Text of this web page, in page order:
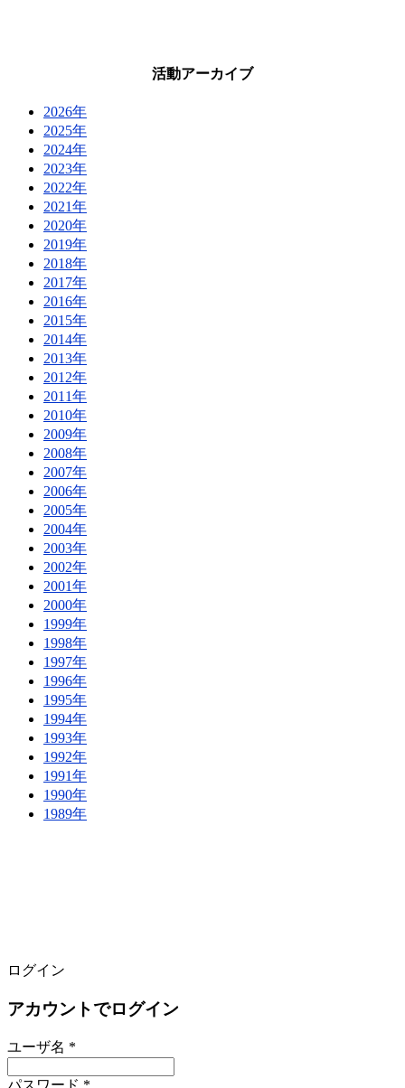
活動アーカイブ
2026年
2025年
2024年
2023年
2022年
2021年
2020年
2019年
2018年
2017年
2016年
2015年
2014年
2013年
2012年
2011年
2010年
2009年
2008年
2007年
2006年
2005年
2004年
2003年
2002年
2001年
2000年
1999年
1998年
1997年
1996年
1995年
1994年
1993年
1992年
1991年
1990年
1989年
ログイン
アカウントでログイン
ユーザ名 *
パスワード *